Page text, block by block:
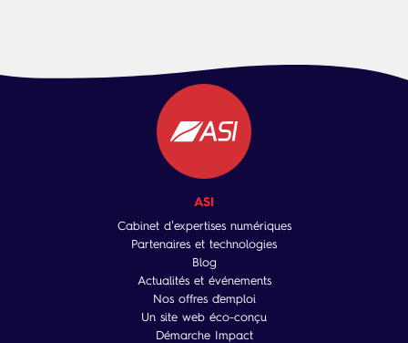
ASI
Cabinet d’expertises numériques
Partenaires et technologies
Blog
Actualités et événements
Nos offres d'emploi
Un site web éco-conçu
Démarche Impact